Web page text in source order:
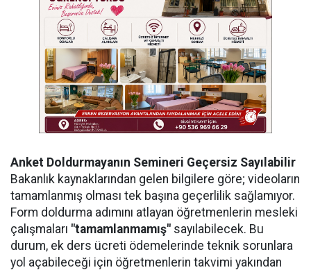
Anket Doldurmayanın Semineri Geçersiz Sayılabilir
Bakanlık kaynaklarından gelen bilgilere göre; videoların
tamamlanmış olması tek başına geçerlilik sağlamıyor.
Form doldurma adımını atlayan öğretmenlerin mesleki
çalışmaları "tamamlanmamış" sayılabilecek. Bu
durum, ek ders ücreti ödemelerinde teknik sorunlara
yol açabileceği için öğretmenlerin takvimi yakından